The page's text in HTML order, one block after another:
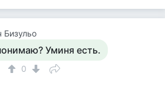
Бизульо
Уминя есть.
0